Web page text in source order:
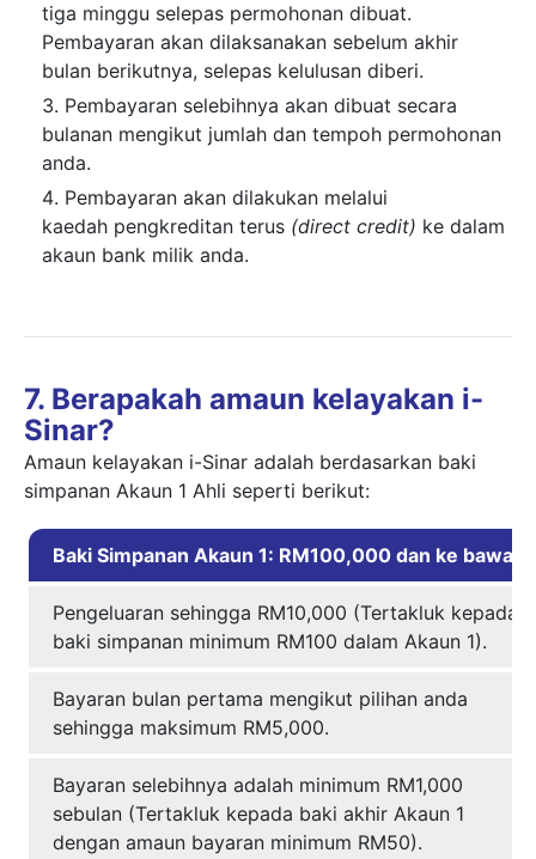
tiga minggu selepas permohonan dibuat.
Pembayaran akan dilaksanakan sebelum akhir
bulan berikutnya, selepas kelulusan diberi.
Pembayaran selebihnya akan dibuat secara
bulanan mengikut jumlah dan tempoh permohonan
anda.
Pembayaran akan dilakukan melalui
kaedah pengkreditan terus (direct credit) ke dalam
akaun bank milik anda.
7. Berapakah amaun kelayakan i-
Sinar?
Amaun kelayakan i-Sinar adalah berdasarkan baki
simpanan Akaun 1 Ahli seperti berikut:
Baki Simpanan Akaun 1: RM100,000 dan ke bawah
Pengeluaran sehingga RM10,000 (Tertakluk kepada
baki simpanan minimum RM100 dalam Akaun 1).
Bayaran bulan pertama mengikut pilihan anda
sehingga maksimum RM5,000.
Bayaran selebihnya adalah minimum RM1,000
sebulan (Tertakluk kepada baki akhir Akaun 1
dengan amaun bayaran minimum RM50).